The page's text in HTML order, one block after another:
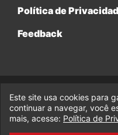
Política de
Feedback
© 2017-2026 Legado da
Este site usa cookies para
continuar a navegar, você
mais, acesse: Política de